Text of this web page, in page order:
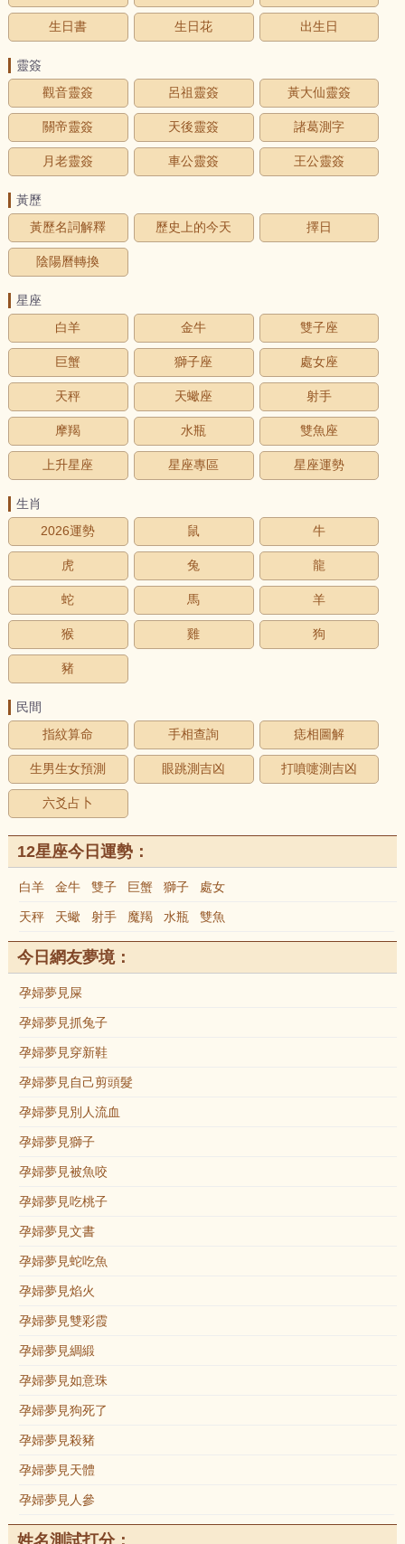
生日書 生日花 出生日
靈簽
觀音靈簽
呂祖靈簽 黃大仙靈簽
關帝靈簽 天後靈簽 諸葛測字
月老靈簽 車公靈簽 王公靈簽
黃歷
黃歷名詞解釋
歷史上的今天 擇日
陰陽曆轉換
星座
白羊
金牛 雙子座
巨蟹 獅子座 處女座
天秤 天蠍座 射手
摩羯 水瓶 雙魚座
上升星座 星座專區 星座運勢
生肖
2026運勢
鼠 牛
虎 兔 龍
蛇 馬 羊
猴 雞 狗
豬
民間
指紋算命
手相查詢 痣相圖解
生男生女預測 眼跳測吉凶 打噴嚏測吉凶
六爻占卜
12星座今日運勢：
白羊 金牛 雙子 巨蟹 獅子 處女
天秤 天蠍 射手 魔羯 水瓶 雙魚
今日網友夢境：
孕婦夢見屎
孕婦夢見抓兔子
孕婦夢見穿新鞋
孕婦夢見自己剪頭髮
孕婦夢見別人流血
孕婦夢見獅子
孕婦夢見被魚咬
孕婦夢見吃桃子
孕婦夢見文書
孕婦夢見蛇吃魚
孕婦夢見焰火
孕婦夢見雙彩霞
孕婦夢見綢緞
孕婦夢見如意珠
孕婦夢見狗死了
孕婦夢見殺豬
孕婦夢見天體
孕婦夢見人參
姓名測試打分：